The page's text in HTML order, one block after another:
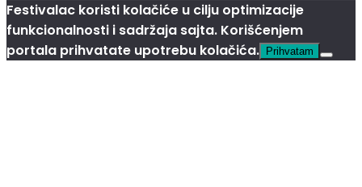
Festivalac koristi kolačiće u cilju optimizacije
funkcionalnosti i sadržaja sajta. Korišćenjem
portala prihvatate upotrebu kolačića.
Prihvatam